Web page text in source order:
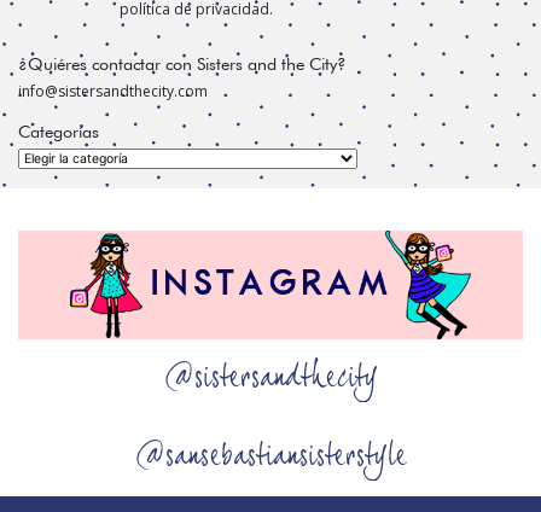
política de privacidad.
¿Quiéres contactar con Sisters and the City?
info@sistersandthecity.com
Categorías
Categorías
@sistersandthecity
@sansebastiansisterstyle